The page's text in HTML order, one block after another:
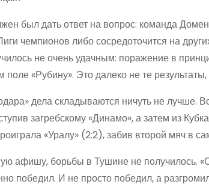
был дать ответ на вопрос: команда
чемпионов либо сосредоточится на
не очень удачным: поражение в
«Рубину». Это далеко не те
дела складываются ничуть не лучше.
загребскому «Динамо», а затем из
«Уралу» (2:2), забив второй мяч в
афишу, борьбы в Тушине не получилось.
победил. И не просто победил, а